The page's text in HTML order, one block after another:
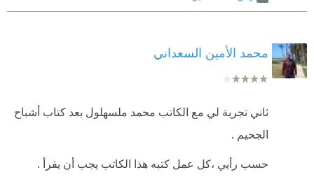
محمد الأمين السعداني
ثاني تجربة لي مع الكاتب محمد ملسهلول بعد كتاب أشباح
الجحيم .
حسب رأيي ،كل عمل كتبه هذا الكاتب يجب أن يقرأ .